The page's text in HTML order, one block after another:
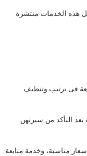
هذه الخدمات منتشرة
في ترتيب وتنظيف
بعد التأكد من سيرتهن
مناسبة، وخدمة متابعة